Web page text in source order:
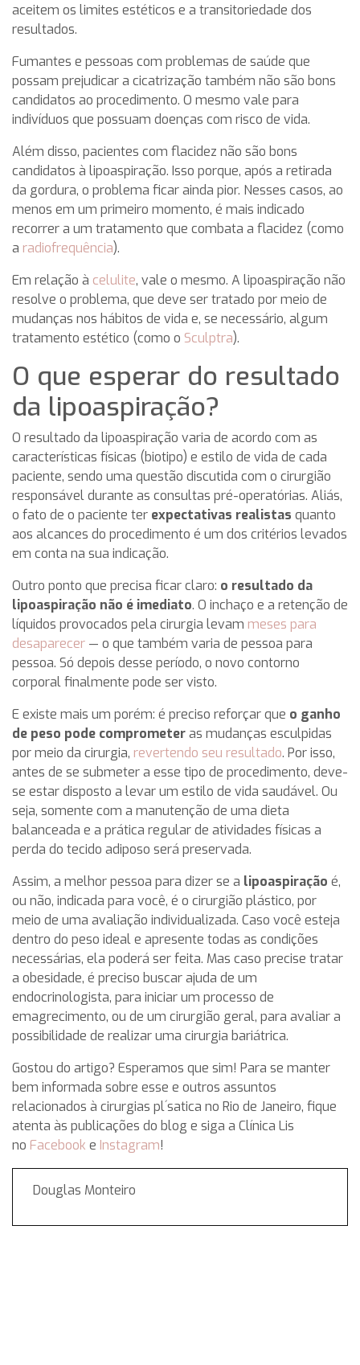
aceitem os limites estéticos e a transitoriedade dos
resultados.
Fumantes e pessoas com problemas de saúde que
possam prejudicar a cicatrização também não são bons
candidatos ao procedimento. O mesmo vale para
indivíduos que possuam doenças com risco de vida.
Além disso, pacientes com flacidez não são bons
candidatos à lipoaspiração. Isso porque, após a retirada
da gordura, o problema ficar ainda pior. Nesses casos, ao
menos em um primeiro momento, é mais indicado
recorrer a um tratamento que combata a flacidez (como
a radiofrequência).
Em relação à celulite, vale o mesmo. A lipoaspiração não
resolve o problema, que deve ser tratado por meio de
mudanças nos hábitos de vida e, se necessário, algum
tratamento estético (como o Sculptra).
O que esperar do resultado
da lipoaspiração?
O resultado da lipoaspiração varia de acordo com as
características físicas (biotipo) e estilo de vida de cada
paciente, sendo uma questão discutida com o cirurgião
responsável durante as consultas pré-operatórias. Aliás,
o fato de o paciente ter expectativas realistas quanto
aos alcances do procedimento é um dos critérios levados
em conta na sua indicação.
Outro ponto que precisa ficar claro: o resultado da
lipoaspiração não é imediato. O inchaço e a retenção de
líquidos provocados pela cirurgia levam meses para
desaparecer — o que também varia de pessoa para
pessoa. Só depois desse período, o novo contorno
corporal finalmente pode ser visto.
E existe mais um porém: é preciso reforçar que o ganho
de peso pode comprometeras mudanças esculpidas
por meio da cirurgia, revertendo seu resultado. Por isso,
antes de se submeter a esse tipo de procedimento, deve-
se estar disposto a levar um estilo de vida saudável. Ou
seja, somente com a manutenção de uma dieta
balanceada e a prática regular de atividades físicas a
perda do tecido adiposo será preservada.
Assim, a melhor pessoa para dizer se a lipoaspiração é,
ou não, indicada para você, é o cirurgião plástico, por
meio de uma avaliação individualizada. Caso você esteja
dentro do peso ideal e apresente todas as condições
necessárias, ela poderá ser feita. Mas caso precise tratar
a obesidade, é preciso buscar ajuda de um
endocrinologista, para iniciar um processo de
emagrecimento, ou de um cirurgião geral, para avaliar a
possibilidade de realizar uma cirurgia bariátrica.
Gostou do artigo? Esperamos que sim! Para se manter
bem informada sobre esse e outros assuntos
relacionados à cirurgias pl´satica no Rio de Janeiro, fique
atenta às publicações do blog e siga a Clínica Lis
no Facebook e Instagram!
Douglas Monteiro